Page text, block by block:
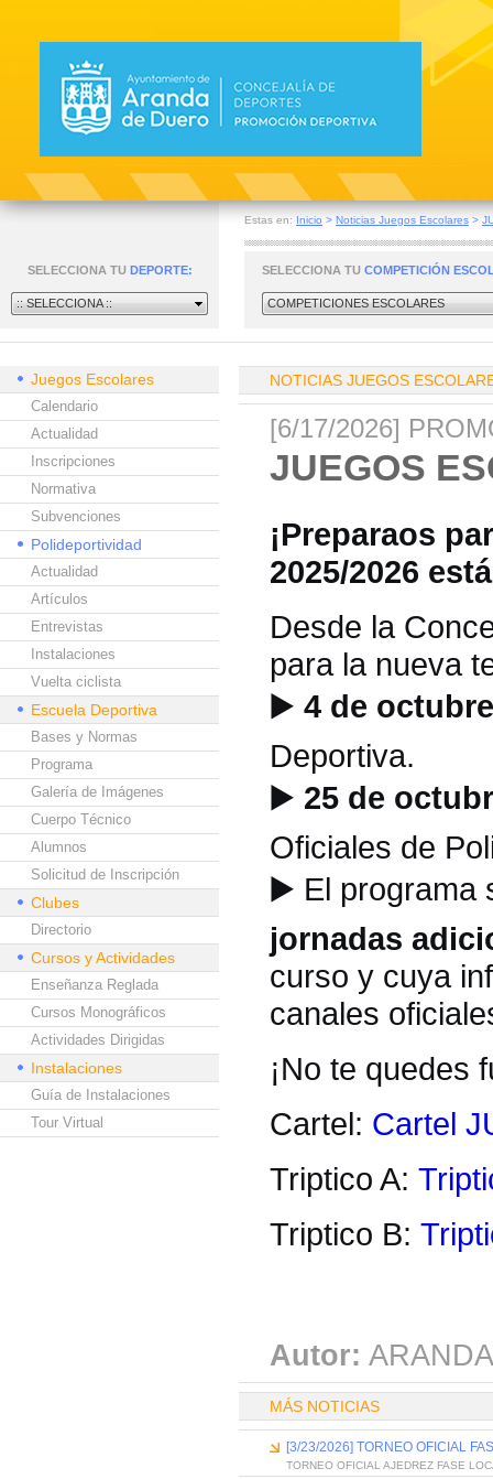
Estas en: Inicio > Noticias Juegos Escolares >
SELECCIONA TU DEPORTE:
:: SELECCIONA ::
SELECCIONA TU COMPETICIÓN
COMPETICIONES ESCOLARES
Juegos Escolares
Calendario
Actualidad
Inscripciones
Normativa
Subvenciones
Polideportividad
Actualidad
Artículos
Entrevistas
Instalaciones
Vuelta ciclista
Escuela Deportiva
Bases y Normas
Programa
Galería de Imágenes
Cuerpo Técnico
Alumnos
Solicitud de Inscripción
Clubes
Directorio
Cursos y Actividades
Enseñanza Reglada
Cursos Monográficos
Actividades Dirigidas
Instalaciones
Guía de Instalaciones
Tour Virtual
NOTICIAS JUEGOS
[6/17/2026]
JUEGOS
¡Preparaos
2025/2026
Desde la
para la nueva
▶️ 4 de
Deportiva.
▶️ 25 de
Oficiales de
▶️ El programa
jornadas
curso y cuya
canales
¡No te quedes
Cartel: Cartel
Triptico A:
Triptico B:
Autor:
MÁS NOTICIAS
[3/23/2026] TORNEO OFICIAL
TORNEO OFICIAL AJEDREZ FASE